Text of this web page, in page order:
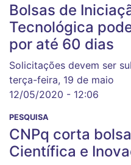
Bolsas de
Tecnológica
por até 60 dias
Solicitações devem ser
terça-feira, 19 de maio
12/05/2020 - 12:06
PESQUISA
CNPq corta
Científica e